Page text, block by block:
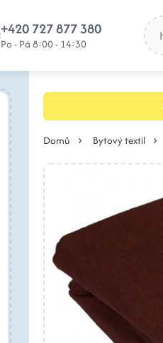
+420 727 877 380
Po - Pá 8:00 - 14:30
Domů Bytový textil